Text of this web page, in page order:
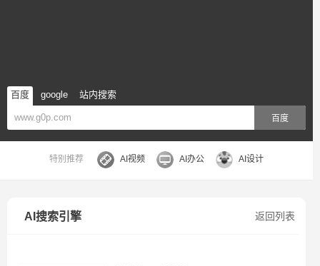
百度 google 站内搜索
百度
特别推荐 AI视频 AI办公 AI设计
返回列表
AI搜索引擎